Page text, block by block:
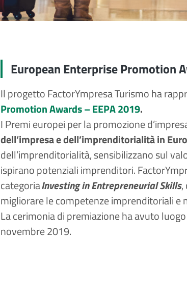
European Enterprise Promotion
Il progetto FactorYmpresa Turismo ha
Promotion Awards – EEPA 2019.
I Premi europei per la promozione
dell’impresa e dell’imprenditorialità in
dell’imprenditorialità, sensibilizzano sul
ispirano potenziali imprenditori.
categoriaInvesting in Entrepreneurial Skills,
migliorare le competenze imprenditoriali e
La cerimonia di premiazione ha avuto
novembre 2019.